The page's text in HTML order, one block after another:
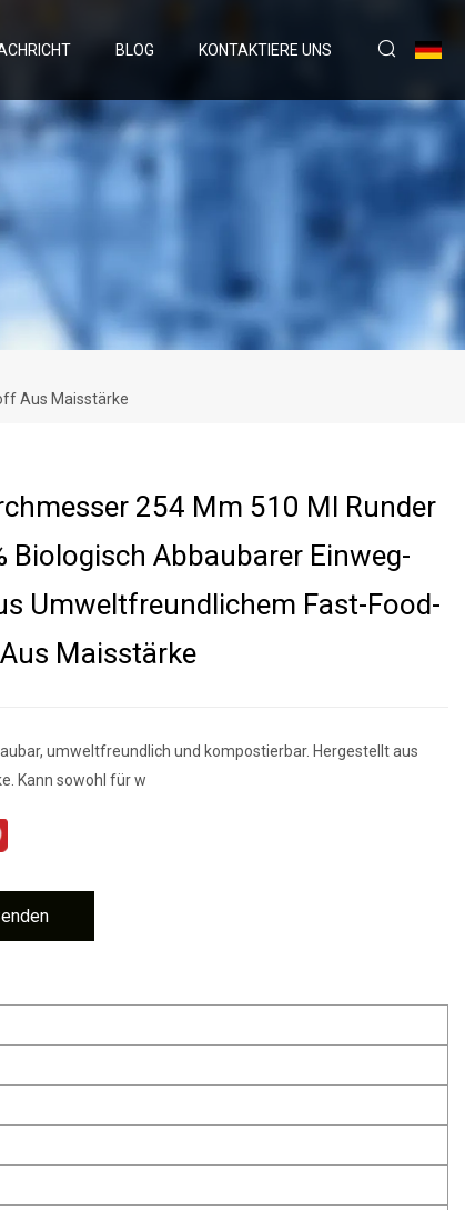
BLOG KONTAKTIERE UNS
Aus Maisstärke
254 Mm 510 Ml Runder
Biologisch Abbaubarer Einweg-
Umweltfreundlichem Fast-Food-
Maisstärke
umweltfreundlich und kompostierbar. Hergestellt aus
Kann sowohl für w